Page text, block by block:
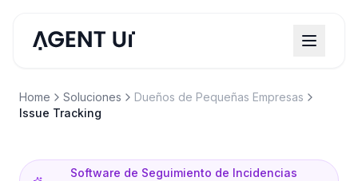
Home Soluciones
Dueños de Pequeñas Empresas
Issue Tracking
Software de Seguimiento de Incidencias